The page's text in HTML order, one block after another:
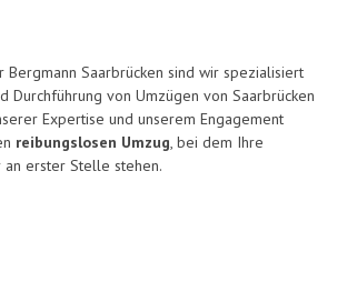
Bergmann Saarbrücken sind wir spezialisiert
Durchführung von Umzügen von Saarbrücken
Expertise und unserem Engagement
reibungslosen Umzug, bei dem Ihre
erster Stelle stehen.